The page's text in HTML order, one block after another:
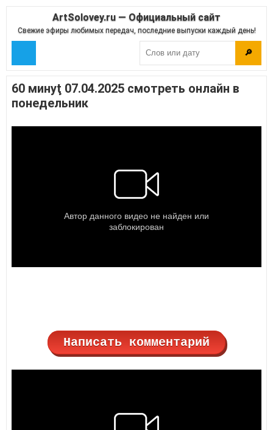
ArtSolovey.ru — Официальный сайт
Свежие эфиры любимых передач, последние выпуски каждый день!
🔎
60 минуţ 07.04.2025 смотреть онлайн в
понедельник
Написать комментарий